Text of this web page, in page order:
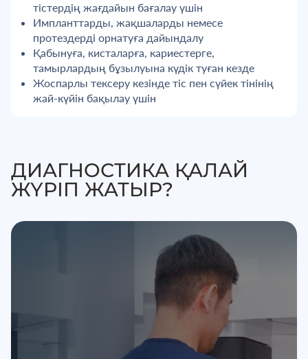
тістердің жағдайын бағалау үшін
Импланттарды, жақшаларды немесе
протездерді орнатуға дайындалу
Қабынуға, кисталарға, кариестерге,
тамырлардың бұзылуына күдік туған кезде
Жоспарлы тексеру кезінде тіс пен сүйек тінінің
жай-күйін бақылау үшін
ДИАГНОСТИКА ҚАЛАЙ
ЖҮРІП ЖАТЫР?